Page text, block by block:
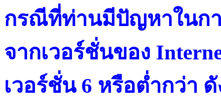
กรณีที่ท่านมีปัญหาในกา
จากเวอร์ชั่นของ
เวอร์ชั่น 6 หรือต่ำกว่า